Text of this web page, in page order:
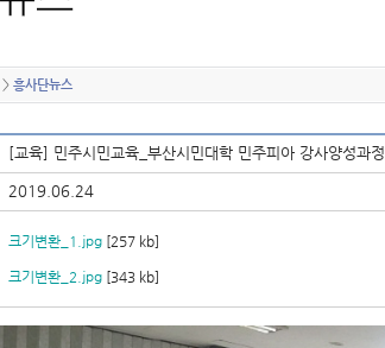
> 흥사단뉴스
[교육] 민주시민교육_부산시민대학 민주피아 강사양성과정
2019.06.24
크기변환_1.jpg[257 kb]
크기변환_2.jpg[343 kb]